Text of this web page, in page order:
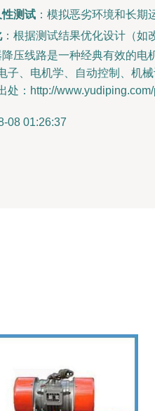
测试 ：模拟恶劣环境和长期
：根据测试结果优化设计（如
压线路是一种经典有效的
子、电机学、自动控制、机
处：http://www.yudiping.com/
08 01:26:37